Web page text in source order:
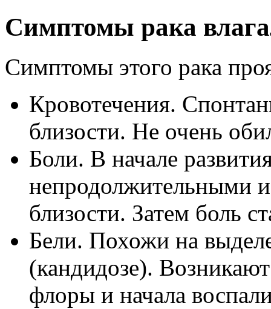
Симптомы рака
Симптомы этого рака
Кровотечения.
близости. Не очень
Боли. В начале
непродолжительными
близости. Затем боль
Бели. Похожи на
(кандидозе).
флоры и начала